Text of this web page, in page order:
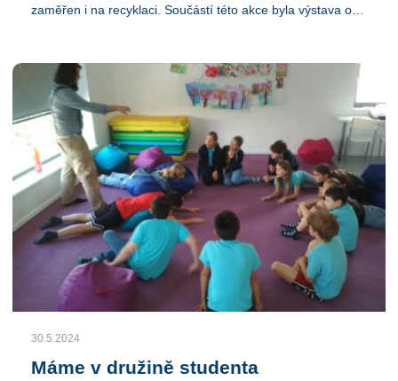
zaměřen i na recyklaci. Součástí této akce byla výstava o
nanuky, pití, házení na cíl. Děti se s chutí pustily do plnění
úkolů, kartiček a postupně získavaly malé odměny.
Nakonec byla vyhlášená soutěž o hodnotné ceny ze tří
kategorií Vyskoč, nejvýš a naši výherci byli Emma, Adam a
paní učitelka Alenka. Moc děkujeme za toto příjemné
dětské odpoledne od společnosti Elektrowin.
30.5.2024
Máme v družině studenta